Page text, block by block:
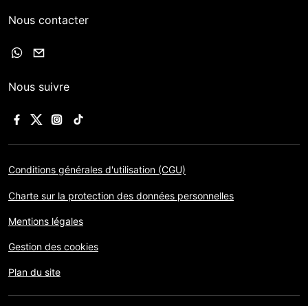
Nous contacter
Nous suivre
Conditions générales d'utilisation (CGU)
Charte sur la protection des données personnelles
Mentions légales
Gestion des cookies
Plan du site